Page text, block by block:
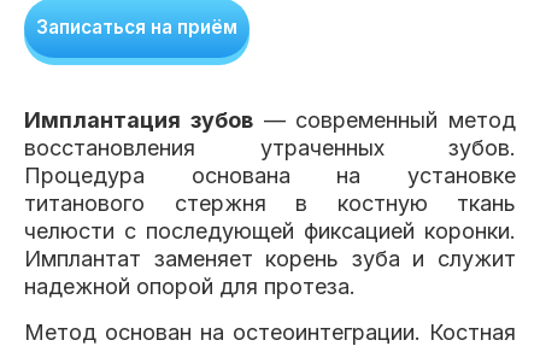
Лечение зубов
Отбеливание
стоматология
Диагностика Лечение десен
Разумовская
Центр доктора
Богатова
Химки Ленинский Чертановская
Центр доктора
Рыжова
Все клиники и франшизы (10)
Работы
Отзывы
Записаться на приём
Имплантация зубов— современный метод
восстановления утраченных зубов.
Процедура основана на установке
титанового стержня в костную ткань
челюсти с последующей фиксацией коронки.
Имплантат заменяет корень зуба и служит
надежной опорой для протеза.
Метод основан на остеоинтеграции. Костная